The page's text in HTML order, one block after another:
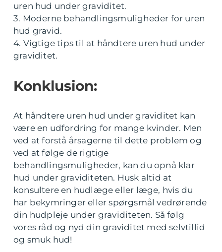
uren hud under graviditet.
3. Moderne behandlingsmuligheder for uren
hud gravid.
4. Vigtige tips til at håndtere uren hud under
graviditet.
Konklusion:
At håndtere uren hud under graviditet kan
være en udfordring for mange kvinder. Men
ved at forstå årsagerne til dette problem og
ved at følge de rigtige
behandlingsmuligheder, kan du opnå klar
hud under graviditeten. Husk altid at
konsultere en hudlæge eller læge, hvis du
har bekymringer eller spørgsmål vedrørende
din hudpleje under graviditeten. Så følg
vores råd og nyd din graviditet med selvtillid
og smuk hud!